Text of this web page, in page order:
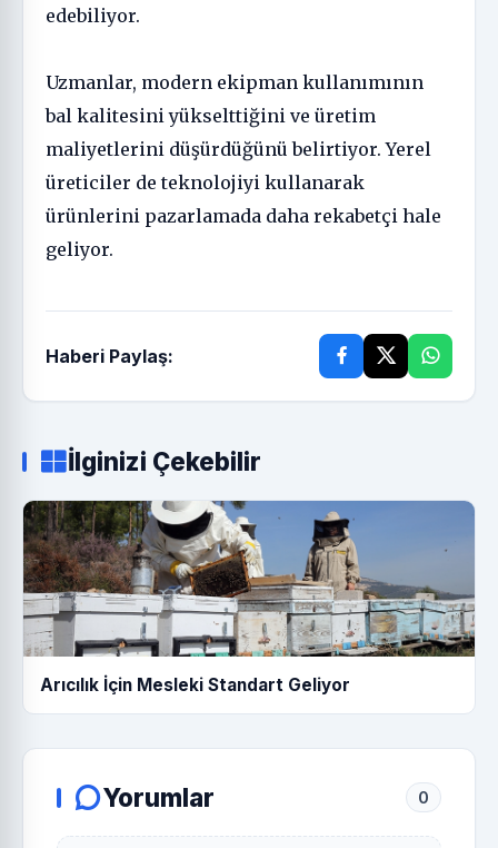
edebiliyor.
Uzmanlar, modern ekipman kullanımının
bal kalitesini yükselttiğini ve üretim
maliyetlerini düşürdüğünü belirtiyor. Yerel
üreticiler de teknolojiyi kullanarak
ürünlerini pazarlamada daha rekabetçi hale
geliyor.
Haberi Paylaş:
İlginizi Çekebilir
Arıcılık İçin Mesleki Standart Geliyor
Yorumlar 0